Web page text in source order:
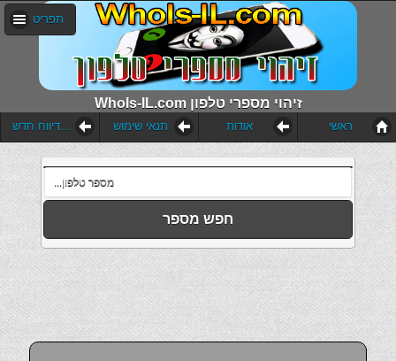
WhoIs-IL.com זיהוי מספרי טלפון
תפריט
הוסף דיווח חדש תנאי שימוש אודות ראשי
חפש מספר